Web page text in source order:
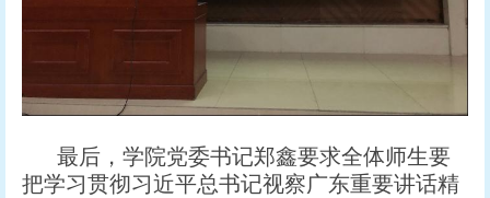
最后，学院党委书记郑鑫要求全体师生要
把学习贯彻习近平总书记视察广东重要讲话精